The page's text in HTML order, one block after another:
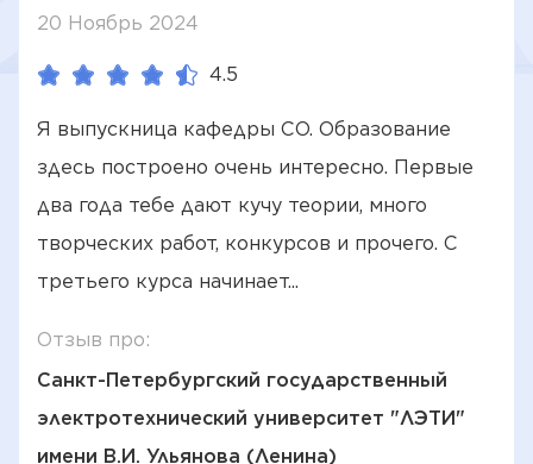
20 Ноябрь 2024
4.5
Я выпускница кафедры СО. Образование
здесь построено очень интересно. Первые
два года тебе дают кучу теории, много
творческих работ, конкурсов и прочего. С
третьего курса начинает...
Отзыв про:
Санкт-Петербургский государственный
электротехнический университет "ЛЭТИ"
имени В.И. Ульянова (Ленина)